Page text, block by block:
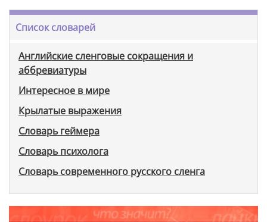
Список словарей
Английские сленговые сокращения и
аббревиатуры
Интересное в мире
Крылатые выражения
Словарь геймера
Словарь психолога
Словарь современного русского сленга